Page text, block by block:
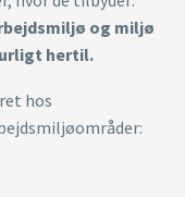
og miljø
hertil.
hos